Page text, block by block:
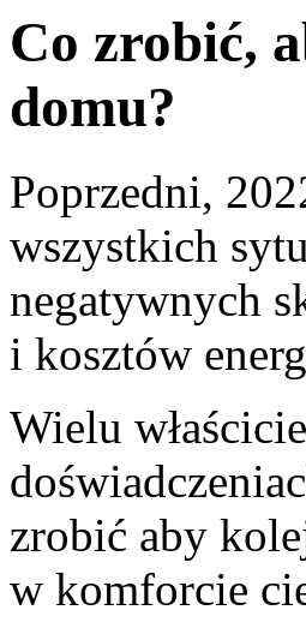
Co zrobić,
domu?
Poprzedni,
wszystkich
negatywnych
i kosztów
Wielu
zrobić aby
w komforcie